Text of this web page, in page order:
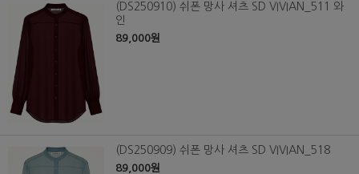
(DS250910) 쉬폰 망사 셔츠 SD VIVIAN_511 와
인
89,000원
(DS250909) 쉬폰 망사 셔츠 SD VIVIAN_518
89,000원